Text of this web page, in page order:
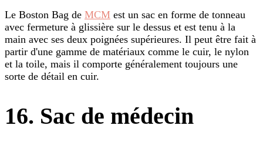
Le Boston Bag de MCM est un sac en forme de tonneau
avec fermeture à glissière sur le dessus et est tenu à la
main avec ses deux poignées supérieures. Il peut être fait à
partir d'une gamme de matériaux comme le cuir, le nylon
et la toile, mais il comporte généralement toujours une
sorte de détail en cuir.
16. Sac de médecin